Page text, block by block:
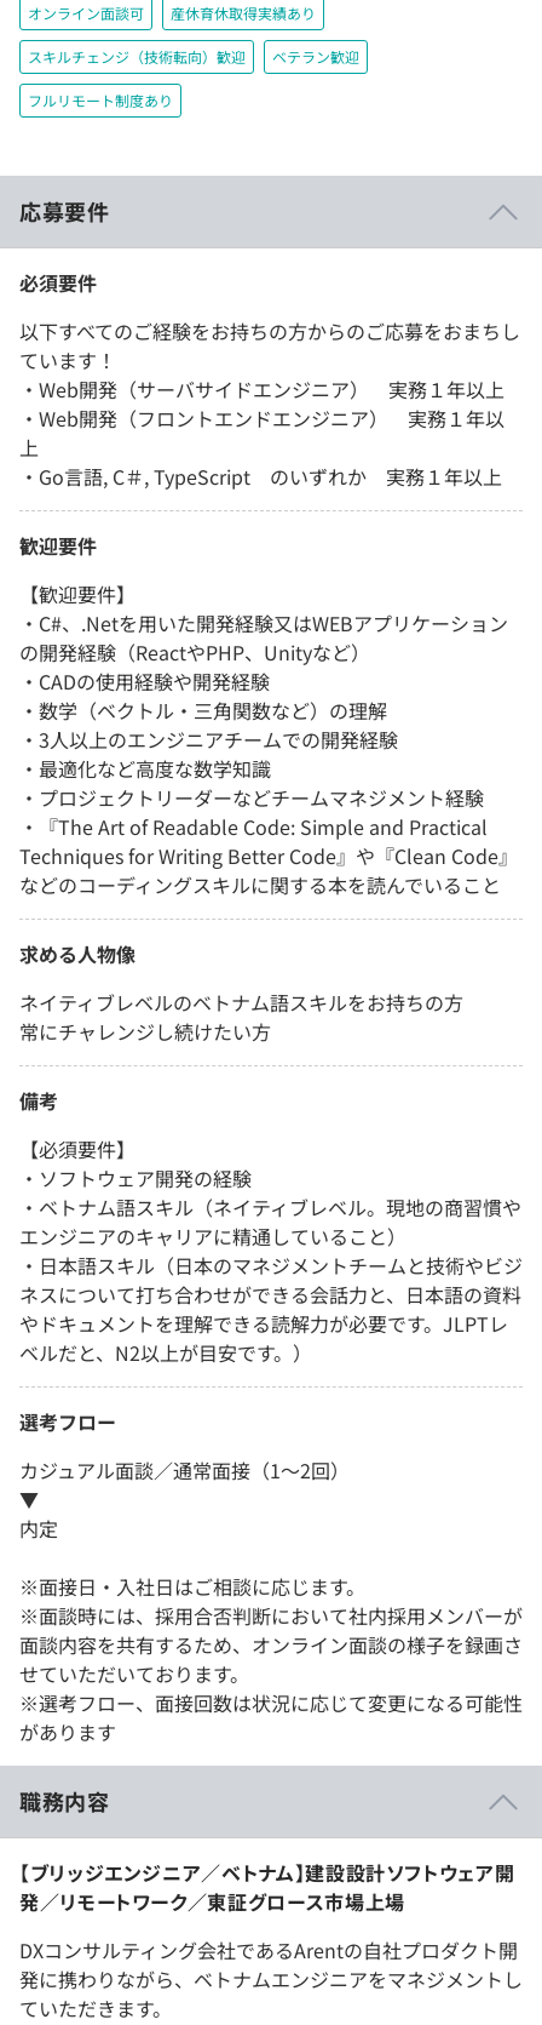
オンライン面談可 産休育休取得実績あり
スキルチェンジ（技術転向）歓迎 ベテラン歓迎
フルリモート制度あり
応募要件
必須要件
以下すべてのご経験をお持ちの方からのご応募をおまちし
ています！
・Web開発（サーバサイドエンジニア） 実務１年以上
・Web開発（フロントエンドエンジニア） 実務１年以
上
・Go言語, C＃, TypeScript のいずれか 実務１年以上
歓迎要件
【歓迎要件】
・C#、.Netを用いた開発経験又はWEBアプリケーション
の開発経験（ReactやPHP、Unityなど）
・CADの使用経験や開発経験
・数学（ベクトル・三角関数など）の理解
・3人以上のエンジニアチームでの開発経験
・最適化など高度な数学知識
・プロジェクトリーダーなどチームマネジメント経験
・『The Art of Readable Code: Simple and Practical
Techniques for Writing Better Code』や『Clean Code』
などのコーディングスキルに関する本を読んでいること
求める人物像
ネイティブレベルのベトナム語スキルをお持ちの方
常にチャレンジし続けたい方
備考
【必須要件】
・ソフトウェア開発の経験
・ベトナム語スキル（ネイティブレベル。現地の商習慣や
エンジニアのキャリアに精通していること）
・日本語スキル（日本のマネジメントチームと技術やビジ
ネスについて打ち合わせができる会話力と、日本語の資料
やドキュメントを理解できる読解力が必要です。JLPTレ
ベルだと、N2以上が目安です。）
選考フロー
カジュアル面談／通常面接（1～2回）
▼
内定
※面接日・入社日はご相談に応じます。
※面談時には、採用合否判断において社内採用メンバーが
面談内容を共有するため、オンライン面談の様子を録画さ
せていただいております。
※選考フロー、面接回数は状況に応じて変更になる可能性
があります
職務内容
【ブリッジエンジニア／ベトナム】建設設計ソフトウェア開
発／リモートワーク／東証グロース市場上場
DXコンサルティング会社であるArentの自社プロダクト開
発に携わりながら、ベトナムエンジニアをマネジメントし
ていただきます。